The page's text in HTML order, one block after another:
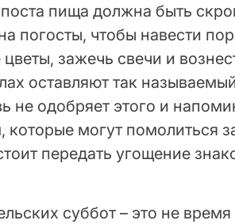
пища должна быть
погосты, чтобы навести
зажечь свечи и
оставляют так
не одобряет этого и
которые могут помолиться
передать угощение
суббот – это не